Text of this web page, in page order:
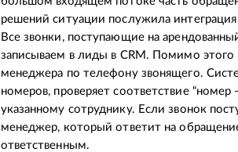
решений ситуации послужила
Все звонки, поступающие на
записываем в лиды в CRM. Помимо этого
менеджера по телефону звонящего.
номеров, проверяет соответствие
указанному сотруднику. Если звонок
менеджер, который ответит на
ответственным.